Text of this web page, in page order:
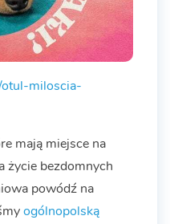
miloscia-
mają miejsce na
życie bezdomnych
powódź na
ogólnopolską